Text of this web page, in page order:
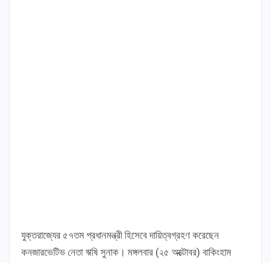
যুক্তরাজ্যের ৫৭তম প্রধানমন্ত্রী হিসেবে দায়িত্বগ্রহণ করেছেন
কনজারভেটিভ নেতা ঋষি সুনাক। মঙ্গলবার (২৫ অক্টোবর) বাকিংহাম